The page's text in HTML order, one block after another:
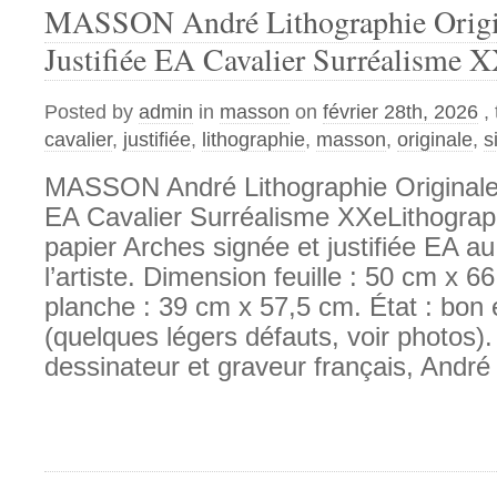
MASSON André Lithographie
Justifiée EA Cavalier Surréalisme
Posted by admin in masson on février 28th, 2026 ,
cavalier, justifiée, lithographie, masson, originale,
MASSON André Lithographie
EA Cavalier Surréalisme
papier Arches signée et justifiée EA
l’artiste. Dimension feuille : 50 cm x
planche : 39 cm x 57,5 cm. État : bon
(quelques légers défauts, voir
dessinateur et graveur français,